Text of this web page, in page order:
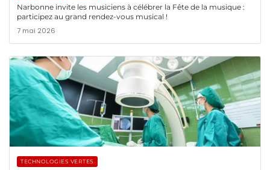
Narbonne invite les musiciens à célébrer la Fête de la musique :
participez au grand rendez-vous musical !
7 mai 2026
TECHNOLOGIES VERTES